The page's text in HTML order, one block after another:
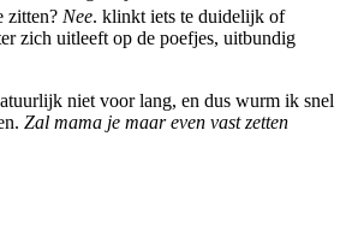
zitten? Nee. klinkt iets te duidelijk of
zich uitleeft op de poefjes, uitbundig
niet voor lang, en dus wurm ik snel
Zal mama je maar even vast zetten